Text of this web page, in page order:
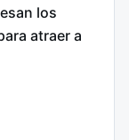
los
atraer a